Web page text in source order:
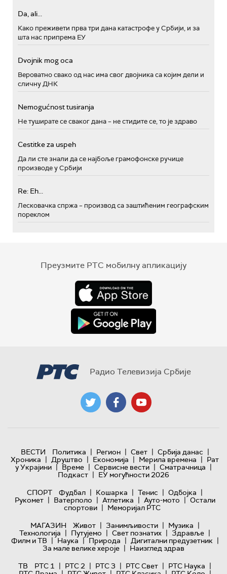
Da, ali...
Како преживети прва три дана катастрофе у Србији, и за
шта нас припрема ЕУ
Dvojnik mog oca
Вероватно свако од нас има свог двојника са којим дели и
сличну ДНК
Nemogućnost tusiranja
Не туширате се сваког дана – не стидите се, то је здраво
Cestitke za uspeh
Да ли сте знали да се најбоље грамофонске ручице
производе у Србији
Re: Eh...
Лесковачка спржа – производ са заштићеним географским
пореклом
Преузмите РТС мобилну апликацију
Радио Телевизија Србије
ВЕСТИ Политика | Регион | Свет | Србија данас |
Хроника | Друштво | Економија | Мерила времена | Рат
у Украјини | Време | Сервисне вести | Сматрачница |
Подкаст | ЕУ могућности 2026
СПОРТ
Фудбал | Кошарка | Тенис | Одбојка |
Рукомет | Ватерполо | Атлетика | Ауто-мото | Остали
спортови | Меморијал РТС
МАГАЗИН
Живот | Занимљивости | Музика |
Технологијa | Путујемо | Свет познатих | Здравље |
Филм и ТВ | Наука | Природа | Дигитални предузетник |
За мале велике хероје | Наизглед здрав
ТВ
РТС 1 | РТС 2 | РТС 3 | РТС Свет | РТС Наука |